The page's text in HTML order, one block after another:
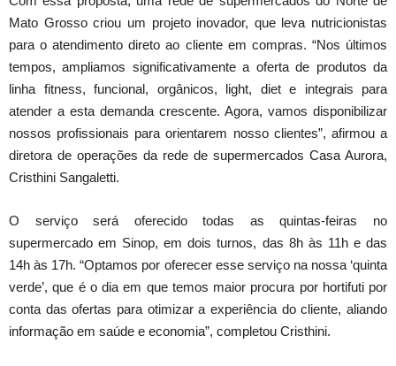
Mato Grosso criou um projeto inovador, que leva nutricionistas
para o atendimento direto ao cliente em compras. “Nos últimos
tempos, ampliamos significativamente a oferta de produtos da
linha fitness, funcional, orgânicos, light, diet e integrais para
atender a esta demanda crescente. Agora, vamos disponibilizar
nossos profissionais para orientarem nosso clientes”, afirmou a
diretora de operações da rede de supermercados Casa Aurora,
Cristhini Sangaletti.
O serviço será oferecido todas as quintas-feiras no
supermercado em Sinop, em dois turnos, das 8h às 11h e das
14h às 17h. “Optamos por oferecer esse serviço na nossa ‘quinta
verde’, que é o dia em que temos maior procura por hortifuti por
conta das ofertas para otimizar a experiência do cliente, aliando
informação em saúde e economia”, completou Cristhini.